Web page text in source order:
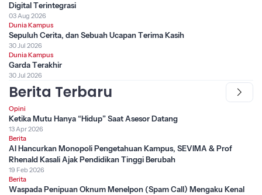
Digital Terintegrasi
03 Aug 2026
Dunia Kampus
Sepuluh Cerita, dan Sebuah Ucapan Terima Kasih
30 Jul 2026
Dunia Kampus
Garda Terakhir
30 Jul 2026
Berita Terbaru
Opini
Ketika Mutu Hanya “Hidup” Saat Asesor Datang
13 Apr 2026
Berita
AI Hancurkan Monopoli Pengetahuan Kampus, SEVIMA & Prof
Rhenald Kasali Ajak Pendidikan Tinggi Berubah
19 Feb 2026
Berita
Waspada Penipuan Oknum Menelpon (Spam Call) Mengaku Kenal